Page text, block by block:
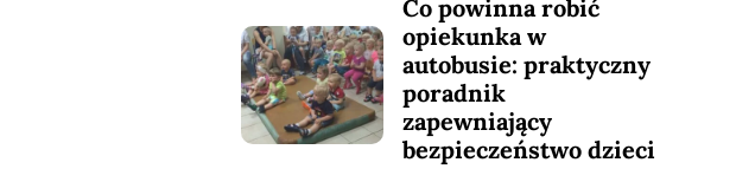
Co powinna robić
opiekunka w
autobusie: praktyczny
poradnik
zapewniający
bezpieczeństwo dzieci